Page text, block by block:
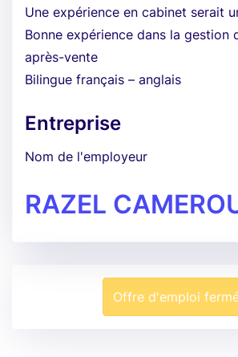
Une expérience en cabinet serait
Bonne expérience dans la gestion
après-vente
Bilingue français – anglais
Entreprise
Nom de l'employeur
RAZEL
Offre d'emploi